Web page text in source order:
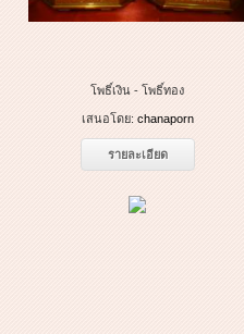
โพธิ์เงิน - โพธิ์ทอง
เสนอโดย: chanaporn
รายละเอียด